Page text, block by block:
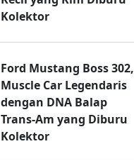
Kolektor
Ford Mustang Boss 302,
Muscle Car Legendaris
dengan DNA Balap
Trans-Am yang Diburu
Kolektor